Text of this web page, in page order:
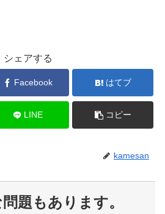
シェアする
Facebook はてブ
LINE コピー
kamesan
題もあります。